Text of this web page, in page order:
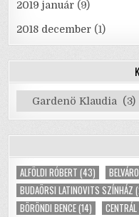
2019 január (9)
2018 december (1)
Kategóriák
ALFÖLDI RÓBERT (43)
BUDAÖRSI LATINOVITS SZÍNHÁZ
BÖRÖNDI BENCE(14)